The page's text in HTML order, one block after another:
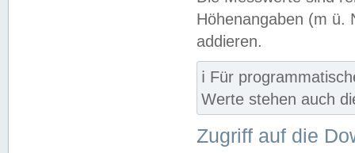
Höhenangaben (m ü.
addieren.
ℹ️ Für
Werte stehen auch
Zugriff auf die